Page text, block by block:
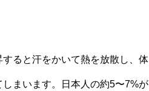
ると汗をかいて熱を放散し、体
まいます。日本人の約5〜7%が